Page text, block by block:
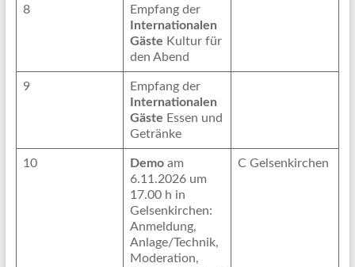
8
Empfang der
Internationalen
Gäste Kultur für
den Abend
9
Empfang der
Internationalen
Gäste Essen und
Getränke
10 Demo am
6.11.2026 um
17.00 h in
Gelsenkirchen:
Anmeldung,
Anlage/Technik,
Moderation,
C Gelsenkirchen